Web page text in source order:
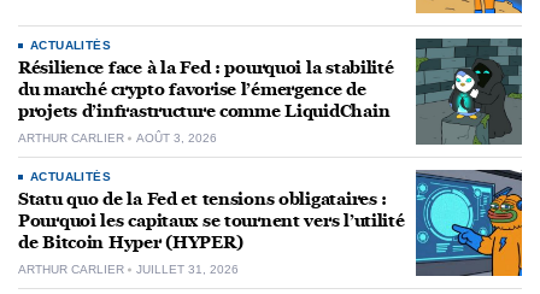
ACTUALITÉS
Résilience face à la Fed : pourquoi la stabilité
du marché crypto favorise l’émergence de
projets d’infrastructure comme LiquidChain
ARTHUR CARLIER AOÛT 3, 2026
ACTUALITÉS
Statu quo de la Fed et tensions obligataires :
Pourquoi les capitaux se tournent vers l’utilité
de Bitcoin Hyper (HYPER)
ARTHUR CARLIER JUILLET 31, 2026